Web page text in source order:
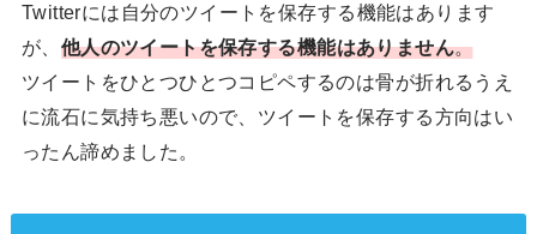
Twitterには自分のツイートを保存する機能はあります
が、 他人のツイートを保存する機能はありません。
ツイートをひとつひとつコピペするのは骨が折れるうえ
に流石に気持ち悪いので、ツイートを保存する方向はい
ったん諦めました。